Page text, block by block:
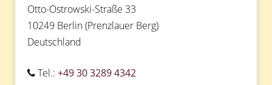
Otto-Ostrowski-Straße 33
10249 Berlin (Prenzlauer Berg)
Deutschland
Tel.: +49 30 3289 4342